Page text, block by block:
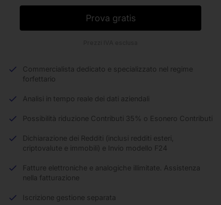
Prova gratis
Commercialista dedicato e specializzato nel regime
forfettario
Analisi in tempo reale dei dati aziendali
Possibilità riduzione Contributi 35% o Esonero Contributi
Dichiarazione dei Redditi (inclusi redditi esteri,
criptovalute e immobili) e Invio modello F24
Fatture elettroniche e analogiche illimitate. Assistenza
nella fatturazione
Iscrizione gestione separata